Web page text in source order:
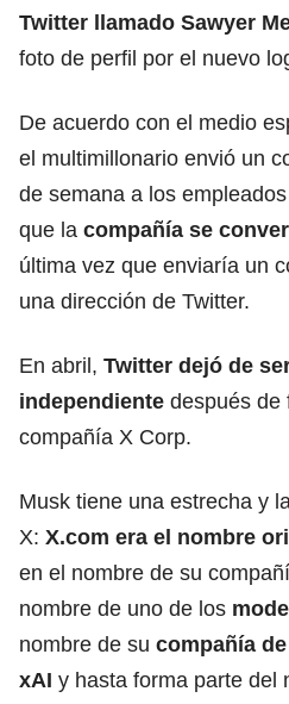
Twitter llamado Sawyer
foto de perfil por el nuevo
De acuerdo con el medio
el multimillonario envió un
de semana a los
que la compañía se
última vez que enviaría un
una dirección de Twitter.
En abril, Twitter dejó de
independiente después de
compañía X Corp.
Musk tiene una estrecha y
X: X.com era el nombre
en el nombre de su
nombre de uno de los
nombre de su compañía
xAI y hasta forma parte del